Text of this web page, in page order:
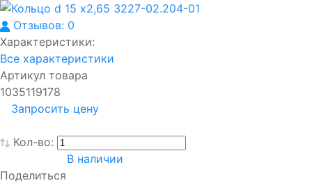
Отзывов: 0
Характеристики:
Все характеристики
Артикул товара
1035119178
Запросить цену
Кол-во:
В наличии
Поделиться